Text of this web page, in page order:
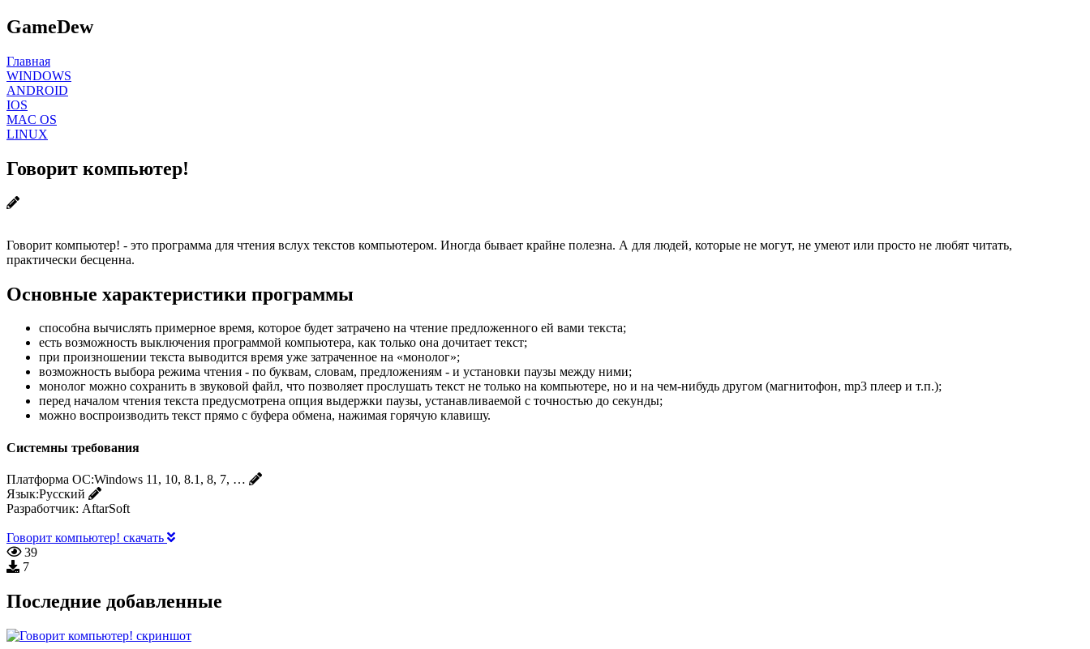
GameDew
Главная
WINDOWS
ANDROID
IOS
MAC OS
LINUX
Говорит компьютер!
Говорит компьютер! - это программа для чтения вслух текстов компьютером. Иногда бывает крайне полезна. А для людей, которые не могут, не умеют или просто не любят читать,
практически бесценна.
Основные характеристики программы
способна вычислять примерное время, которое будет затрачено на чтение предложенного ей вами текста;
есть возможность выключения программой компьютера, как только она дочитает текст;
при произношении текста выводится время уже затраченное на «монолог»;
возможность выбора режима чтения - по буквам, словам, предложениям - и установки паузы между ними;
монолог можно сохранить в звуковой файл, что позволяет прослушать текст не только на компьютере, но и на чем-нибудь другом (магнитофон, mp3 плеер и т.п.);
перед началом чтения текста предусмотрена опция выдержки паузы, устанавливаемой с точностью до секунды;
можно воспроизводить текст прямо с буфера обмена, нажимая горячую клавишу.
Системны требования
Платформа ОС:Windows 11, 10, 8.1, 8, 7, …
Язык:Русский
Разработчик: AftarSoft
Говорит компьютер! скачать
39
7
Последние добавленные